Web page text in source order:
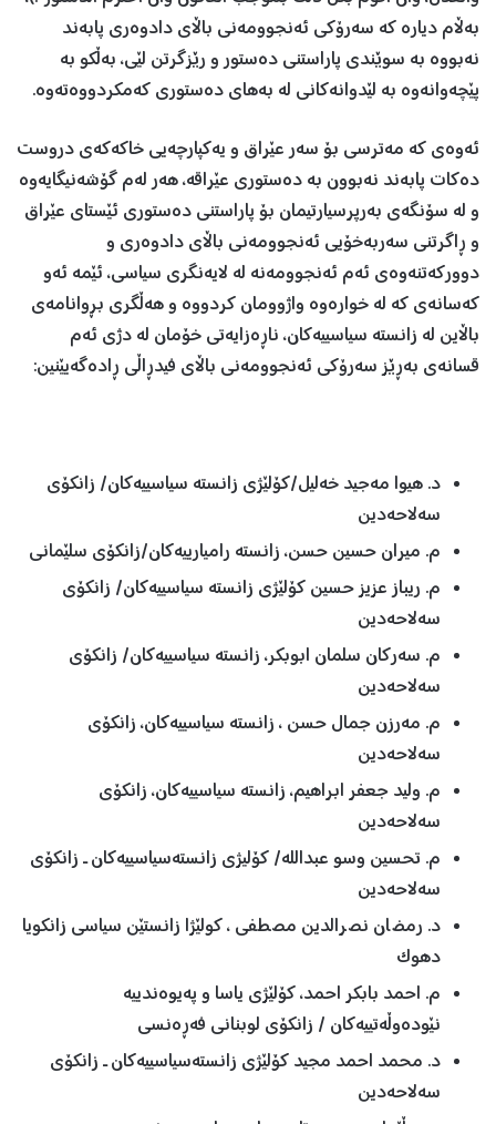
بەڵام دیارە کە سەرۆکی ئەنجوومەنی باڵای دادوەری پابەند
نەبووە بە سوێندی پاراستنی دەستور و رێزگرتن لێی، بەڵکو بە
پێچەوانەوە بە لێدوانەکانی لە بەهای دەستوری کەمکردووەتەوە.
ئەوەی کە مەترسی بۆ سەر عێراق و یەکپارچەیی خاکەکەی دروست
دەکات پابەند نەبوون بە دەستوری عێراقە، هەر لەم گۆشەنیگایەوە
و لە سۆنگەی بەرپرسیارتیمان بۆ پاراستنی دەستوری ئێستای عێراق
و ڕاگرتنی سەربەخۆیی ئەنجوومەنی باڵای دادوەری و
دوورکەتنەوەی ئەم ئەنجوومەنە لە لایەنگری سیاسی، ئێمە ئەو
کەسانەی کە لە خوارەوە واژوومان کردووە و هەڵگری بڕوانامەی
باڵاین لە زانستە سیاسییەکان، ناڕەزایەتی خۆمان لە دژی ئەم
قسانەی بەڕێز سەرۆکی ئەنجوومەنی باڵای فیدڕاڵی ڕادەگەیێنین:
د. هیوا مەجید خەلیل/کۆلێژی زانستە سیاسییەکان/ زانکۆی
سەلاحەدین
م. میران حسین حسن، زانستە رامیارییەکان/زانکۆی سلێمانی
م. ريباز عزيز حسين کۆلێژی زانستە سیاسییەکان/ زانکۆی
سەلاحەدین
م. سەرکان سلمان ابوبکر، زانستە سیاسییەکان/ زانکۆی
سەلاحەدین
م. مەرزن جمال حسن ، زانستە سیاسییەکان، زانکۆی
سەلاحەدین
م. ولید جعفر ابراھیم، زانستە سیاسییەکان، زانکۆی
سەلاحەدین
م. تحسین وسو عبداللە/ کۆلیژی زانستەسیاسییەکان ـ زانکۆی
سەلاحەدین
د. رمضان نصرالدین مصطفی ، کولێژا زانستێن سیاسی زانکویا
دهوک
م. احمد بابکر احمد، کۆلێژی یاسا و پەیوەندییە
نێودەوڵەتییەکان / زانکۆی لوبنانی فەڕەنسی
د. محمد احمد مجید کۆلێژی زانستەسیاسییەکان ـ زانکۆی
سەلاحەدین